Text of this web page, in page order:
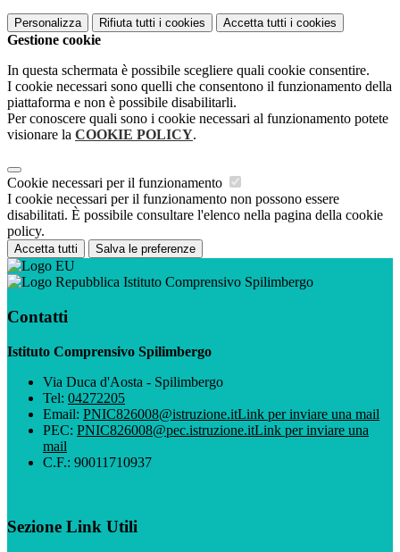
Personalizza Rifiuta tutti i cookies Accetta tutti i cookies
Gestione cookie
In questa schermata è possibile scegliere quali cookie consentire.
I cookie necessari sono quelli che consentono il funzionamento della
piattaforma e non è possibile disabilitarli.
Per conoscere quali sono i cookie necessari al funzionamento potete
visionare la COOKIE POLICY.
Cookie necessari per il funzionamento
I cookie necessari per il funzionamento non possono essere
disabilitati. È possibile consultare l'elenco nella pagina della cookie
policy.
Accetta tutti Salva le preferenze
Istituto Comprensivo Spilimbergo
Contatti
Istituto Comprensivo Spilimbergo
Via Duca d'Aosta - Spilimbergo
Tel: 04272205
Email: PNIC826008@istruzione.itLink per inviare una mail
PEC: PNIC826008@pec.istruzione.itLink per inviare una
mail
C.F.: 90011710937
Sezione Link Utili